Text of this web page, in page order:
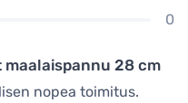
0
maalaispannu 28 cm
nopea toimitus.